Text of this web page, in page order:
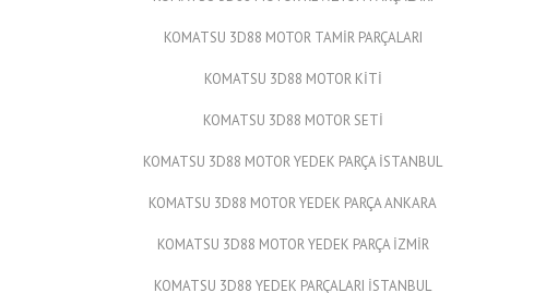
KOMATSU 3D88 MOTOR TAMİR PARÇALARI
KOMATSU 3D88 MOTOR KİTİ
KOMATSU 3D88 MOTOR SETİ
KOMATSU 3D88 MOTOR YEDEK PARÇA İSTANBUL
KOMATSU 3D88 MOTOR YEDEK PARÇA ANKARA
KOMATSU 3D88 MOTOR YEDEK PARÇA İZMİR
KOMATSU 3D88 YEDEK PARÇALARI İSTANBUL